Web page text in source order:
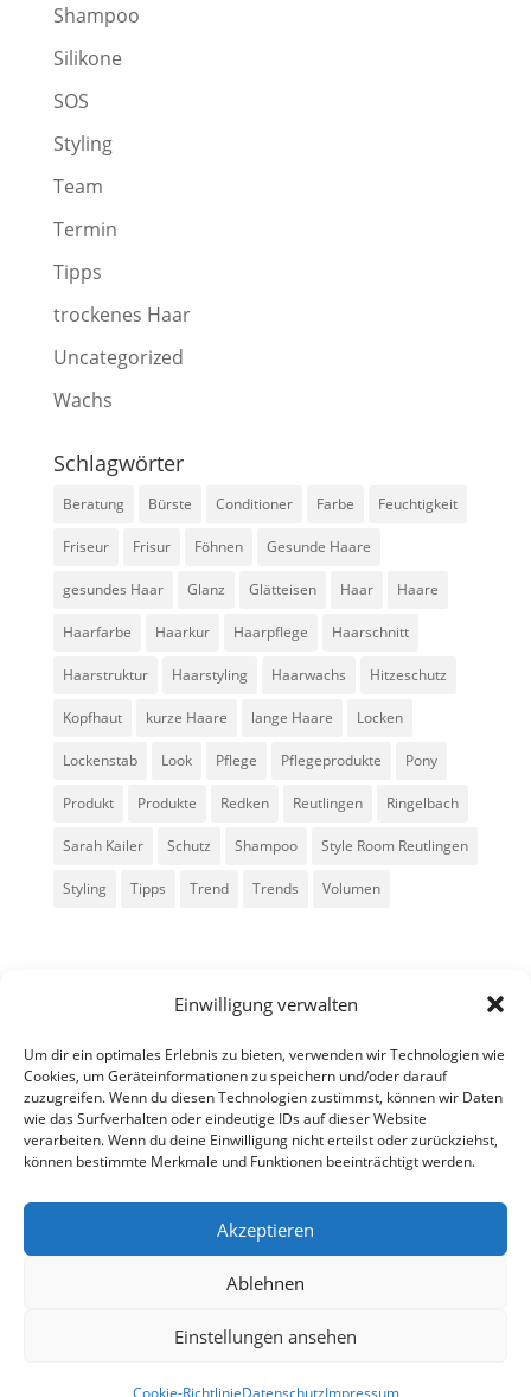
Einwilligung verwalten
Um dir ein optimales Erlebnis zu bieten, verwenden wir Technologien wie
Cookies, um Geräteinformationen zu speichern und/oder darauf
zuzugreifen. Wenn du diesen Technologien zustimmst, können wir Daten
wie das Surfverhalten oder eindeutige IDs auf dieser Website
verarbeiten. Wenn du deine Einwilligung nicht erteilst oder zurückziehst,
können bestimmte Merkmale und Funktionen beeinträchtigt werden.
Akzeptieren
Ablehnen
Einstellungen ansehen
Cookie-RichtlinieDatenschutzImpressum
Shampoo
Silikone
SOS
Styling
Team
Termin
Tipps
trockenes Haar
Uncategorized
Wachs
Schlagwörter
Beratung Bürste Conditioner Farbe Feuchtigkeit
Friseur Frisur Föhnen Gesunde Haare
gesundes Haar Glanz Glätteisen Haar Haare
Haarfarbe Haarkur Haarpflege Haarschnitt
Haarstruktur Haarstyling Haarwachs Hitzeschutz
Kopfhaut kurze Haare lange Haare Locken
Lockenstab Look Pflege Pflegeprodukte Pony
Produkt Produkte Redken Reutlingen Ringelbach
Sarah Kailer Schutz Shampoo Style Room Reutlingen
Styling Tipps Trend Trends Volumen
Alle Rechte vorbehalten - Sarah Kailer
fain g